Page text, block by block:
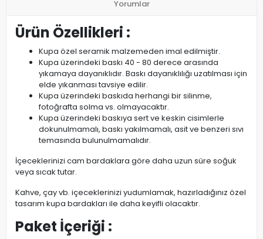
Yorumlar
Ürün Özellikleri :
Kupa özel seramik malzemeden imal edilmiştir.
Kupa üzerindeki baskı 40 - 80 derece arasında
yıkamaya dayanıklıdır. Baskı dayanıklılığı uzatılması için
elde yıkanması tavsiye edilir.
Kupa üzerindeki baskıda herhangi bir silinme,
fotoğrafta solma vs. olmayacaktır.
Kupa üzerindeki baskıya sert ve keskin cisimlerle
dokunulmamalı, baskı yakılmamalı, asit ve benzeri sıvı
temasında bulunulmamalıdır.
İçeceklerinizi cam bardaklara göre daha uzun süre soğuk
veya sıcak tutar.
Kahve, çay vb. içeceklerinizi yudumlamak, hazırladığınız özel
tasarım kupa bardakları ile daha keyifli olacaktır.
Paket İçeriği :